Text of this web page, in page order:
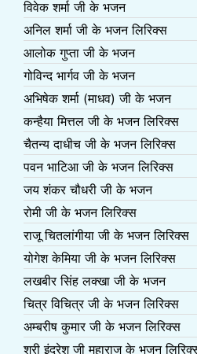
विवेक शर्मा जी के भजन
अनिल शर्मा जी के भजन लिरिक्स
आलोक गुप्ता जी के भजन
गोविन्द भार्गव जी के भजन
अभिषेक शर्मा (माधव) जी के भजन
कन्हैया मित्तल जी के भजन लिरिक्स
चैतन्य दाधीच जी के भजन लिरिक्स
पवन भाटिआ जी के भजन लिरिक्स
जय शंकर चौधरी जी के भजन
रोमी जी के भजन लिरिक्स
राजू चितलांगीया जी के भजन लिरिक्स
योगेश केमिया जी के भजन लिरिक्स
लखबीर सिंह लक्खा जी के भजन
चित्र विचित्र जी के भजन लिरिक्स
अम्बरीष कुमार जी के भजन लिरिक्स
श्री इंद्रेश जी महाराज के भजन